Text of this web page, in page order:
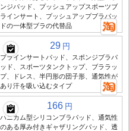
ンジパッド、プッシュアップスポーツブ
ラインサート、プッシュアップブラパッ
ドの一体型ブラの代替品
29 円
ブラインサートパッド、スポンジブラパ
ッド、スポーツタンクトップ、ブララッ
プ、ドレス、半円形の団子形、通気性が
あり汗を吸い込むタイプ
166 円
ハニカム型シリコンブラパッド、通気性
のある厚み付きギャザリングパッド、透